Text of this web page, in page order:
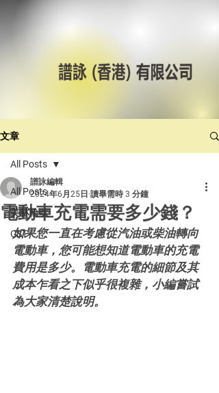
文章
All Posts
美林輪呔
CST
All Posts
電動車充電需要多少錢？
譜詠編輯
2024年6月25日 讀畢需時 3 分鐘
如果您一直在考慮從汽油或柴油轉向
電動車，您可能想知道電動車的充電
費用是多少。電動車充電的細節及其
成本乍看之下似乎很複雜，小編嘗試
為大家清楚說明。